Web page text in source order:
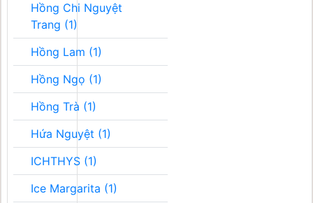
Hồng Chi Nguyệt
Trang (1)
Hồng Lam (1)
Hồng Ngọ (1)
Hồng Trà (1)
Hứa Nguyệt (1)
ICHTHYS (1)
Ice Margarita (1)